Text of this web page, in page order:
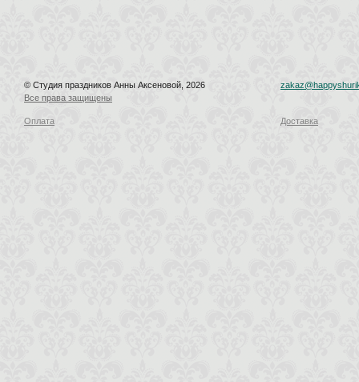
© Студия праздников Анны Аксеновой, 2026
Все права защищены
Оплата Доставка